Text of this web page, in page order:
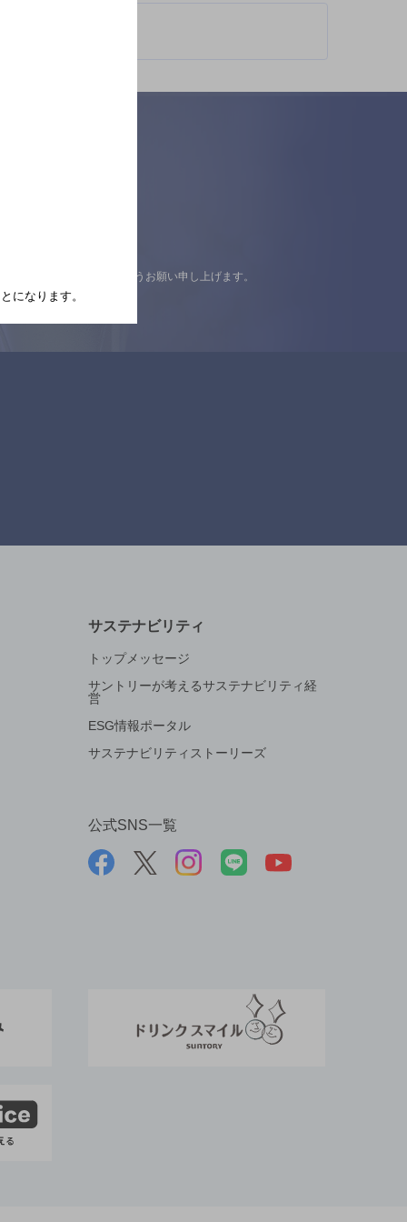
の上ご来店くださいますようお願い申し上げます。
サステナビリティ
トップメッセージ
サントリーが考えるサステナビリティ経
営
ESG情報ポータル
サステナビリティストーリーズ
公式SNS一覧
になります。